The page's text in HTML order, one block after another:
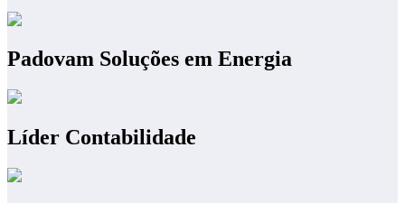
Padovam Soluções em Energia
Líder Contabilidade